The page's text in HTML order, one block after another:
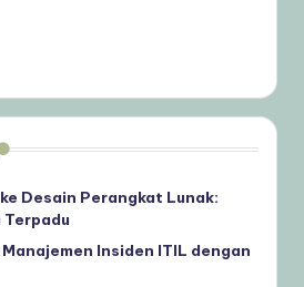
Desain Perangkat Lunak:
Terpadu
Insiden ITIL dengan